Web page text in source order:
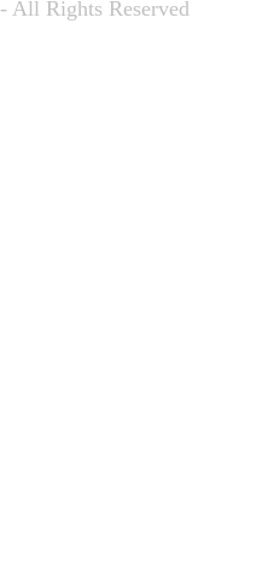
- All Rights Reserved